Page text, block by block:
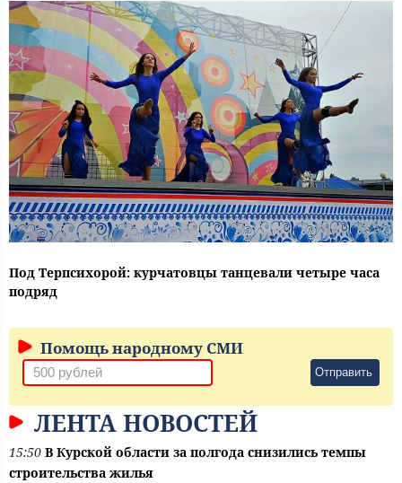
Под Терпсихорой: курчатовцы танцевали четыре часа
подряд
Помощь народному СМИ
Отправить
ЛЕНТА НОВОСТЕЙ
15:50 В Курской области за полгода снизились темпы
строительства жилья